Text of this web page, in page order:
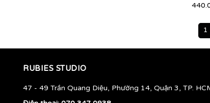
Da
Beige
1
RUBIES STUDIO
47 - 49 Trần Quang Diệu, Phường 14, Quận 3, TP.